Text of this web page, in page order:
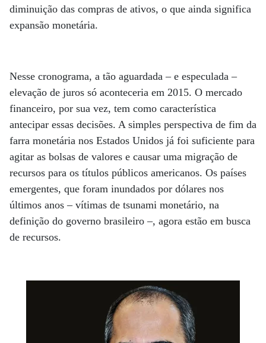
diminuição das compras de ativos, o que ainda significa
expansão monetária.
Nesse cronograma, a tão aguardada – e especulada –
elevação de juros só aconteceria em 2015. O mercado
financeiro, por sua vez, tem como característica
antecipar essas decisões. A simples perspectiva de fim da
farra monetária nos Estados Unidos já foi suficiente para
agitar as bolsas de valores e causar uma migração de
recursos para os títulos públicos americanos. Os países
emergentes, que foram inundados por dólares nos
últimos anos – vítimas de tsunami monetário, na
definição do governo brasileiro –, agora estão em busca
de recursos.